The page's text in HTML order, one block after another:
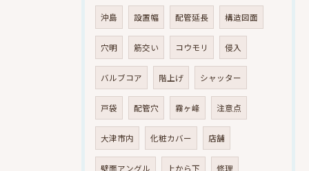
沖島 設置幅 配管延長 構造図面
穴明 筋交い コウモリ 侵入
バルブコア 階上げ シャッター
戸袋 配管穴 霧ヶ峰 注意点
大津市内 化粧カバー 店舗
壁面アングル 上から下 修理